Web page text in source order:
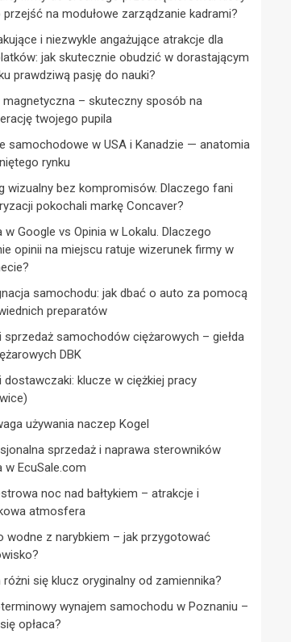
na modułowe zarządzanie kadrami?
i niezwykle angażujące atrakcje dla
jak skutecznie obudzić w dorastającym
prawdziwą pasję do nauki?
magnetyczna – skuteczny sposób na
twojego pupila
samochodowe w USA i Kanadzie — anatomia
rynku
wizualny bez kompromisów. Dlaczego fani
pokochali markę Concaver?
w Google vs Opinia w Lokalu. Dlaczego
opinii na miejscu ratuje wizerunek firmy w
samochodu: jak dbać o auto za pomocą
preparatów
sprzedaż samochodów ciężarowych – giełda
DBK
dostawczaki: klucze w ciężkiej pracy
używania naczep Kogel
sprzedaż i naprawa sterowników
w EcuSale.com
noc nad bałtykiem – atrakcje i
atmosfera
wodne z narybkiem – jak przygotować
różni się klucz oryginalny od zamiennika?
wynajem samochodu w Poznaniu –
opłaca?